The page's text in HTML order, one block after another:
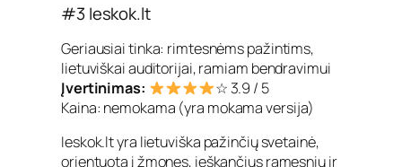
#3 Ieskok.lt
Geriausiai tinka: rimtesnėms pažintims,
lietuviškai auditorijai, ramiam bendravimui
Įvertinimas:
☆ 3.9 / 5
Kaina: nemokama (yra mokama versija)
Ieskok.lt yra lietuviška pažinčių svetainė,
orientuota į žmones, ieškančius ramesnių ir